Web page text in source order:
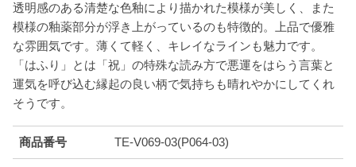
透明感のある清楚な色釉により描かれた模様が美しく、また
模様の釉薬部分が浮き上がっているのも特徴的。上品で優雅
な雰囲気です。薄くて軽く、キレイなラインも魅力です。
「はふり」とは「祝」の特殊な読み方で悪運をはらう言葉と
運気を呼び込む縁起の良い柄で気持ちも晴れやかにしてくれ
そうです。
商品番号 TE-V069-03(P064-03)